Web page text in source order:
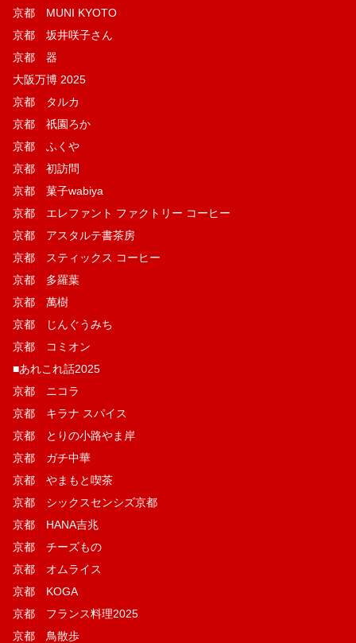
京都 MUNI KYOTO
京都 坂井咲子さん
京都 器
大阪万博 2025
京都 タルカ
京都 祇園ろか
京都 ふくや
京都 初訪問
京都 菓子wabiya
京都 エレファント ファクトリー コーヒー
京都 アスタルテ書茶房
京都 スティックス コーヒー
京都 多羅葉
京都 萬樹
京都 じんぐうみち
京都 コミオン
■あれこれ話2025
京都 ニコラ
京都 キラナ スパイス
京都 とりの小路やま岸
京都 ガチ中華
京都 やまもと喫茶
京都 シックスセンシズ京都
京都 HANA吉兆
京都 チーズもの
京都 オムライス
京都 KOGA
京都 フランス料理2025
京都 鳥散歩